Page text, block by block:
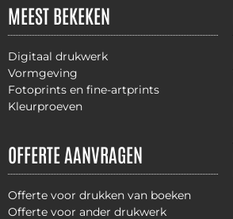
MEEST BEKEKEN
Digitaal drukwerk
Vormgeving
Fotoprints en fine-artprints
Kleurproeven
OFFERTE AANVRAGEN
Offerte voor drukken van boeken
Offerte voor ander drukwerk